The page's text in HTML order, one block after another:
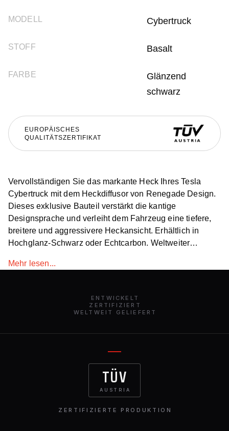
MODELL Cybertruck
STOFF Basalt
FARBE
Glänzend
schwarz
EUROPÄISCHES
QUALITÄTSZERTIFIKAT
Vervollständigen Sie das markante Heck Ihres Tesla
Cybertruck mit dem Heckdiffusor von Renegade Design.
Dieses exklusive Bauteil verstärkt die kantige
Designsprache und verleiht dem Fahrzeug eine tiefere,
breitere und aggressivere Heckansicht. Erhältlich in
Hochglanz-Schwarz oder Echtcarbon. Weltweiter
Mehr lesen...
ENTWICKELT
ZERTIFIZIERT
WELTWEIT GELIEFERT
TÜV
AUSTRIA
ZERTIFIZIERTE PRODUKTION